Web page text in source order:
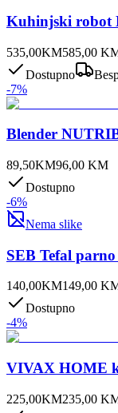
Kuhinjski robot
535,00KM585,00
Dostupno
-7%
Blender
89,50KM96,00 KM
Dostupno
-6%
Nema slike
SEB Tefal
140,00KM149,00
Dostupno
-4%
VIVAX HOME
225,00KM235,00